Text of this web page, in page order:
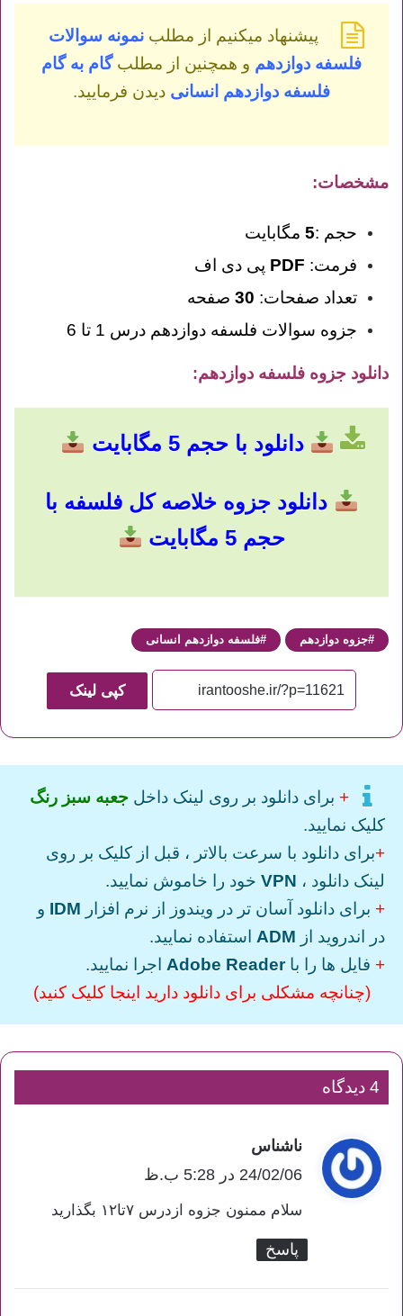
پیشنهاد میکنیم از مطلب نمونه سوالات
فلسفه دوازدهم و همچنین از مطلبگام به گام
فلسفه دوازدهم انسانی دیدن فرمایید.
مشخصات:
حجم :5 مگابایت
فرمت: PDF پی دی اف
تعداد صفحات: 30 صفحه
جزوه سوالات فلسفه دوازدهم درس 1 تا 6
دانلود جزوه فلسفه دوازدهم:
دانلود با حجم 5 مگابایت
دانلود جزوه خلاصه کل فلسفه با
حجم 5 مگابایت
جزوه دوازدهم فلسفه دوازدهم انسانی
کپی لینک
+ برای دانلود بر روی لینک داخل جعبه سبز رنگ
کلیک نمایید.
+برای دانلود با سرعت بالاتر ، قبل از کلیک بر روی
لینک دانلود ، VPN خود را خاموش نمایید.
+ برای دانلود آسان تر در ویندوز از نرم افزار IDM و
در اندروید از ADM استفاده نمایید.
+ فایل ها را با Adobe Reader اجرا نمایید.
(چنانچه مشکلی برای دانلود دارید اینجا کلیک کنید)
4 دیدگاه
ناشناس
ف
ت
24/02/06 در 5:28 ب.ظ
سلام ممنون جزوه ازدرس ۷تا۱۲ بگذارید
پاسخ